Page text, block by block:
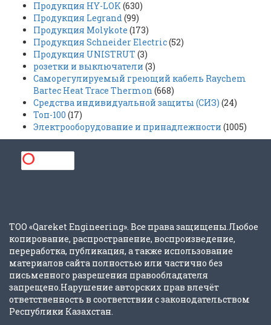
Продукция HY-LOK (630)
Продукция Legrand (99)
Продукция Molykote (173)
Продукция Schneider Electric(52)
Продукция UNISTRUT (3)
розетки и выключатели (3)
Саморегулируемый греющий кабель Raychem
Bartec Heat Trace Thermon (668)
Средства индивидуальной защиты (СИЗ) (24)
Топ-100 (17)
Электрооборудование и принадлежности (1005)
ТОО «Qareket Engineering». Все права защищены.Любое
копирование, распространение, воспроизведение,
переработка, публикация, а также использование
материалов сайта полностью или частично без
письменного разрешения правообладателя
запрещено.Нарушение авторских прав влечёт
ответственность в соответствии с законодательством
Республики Казахстан.